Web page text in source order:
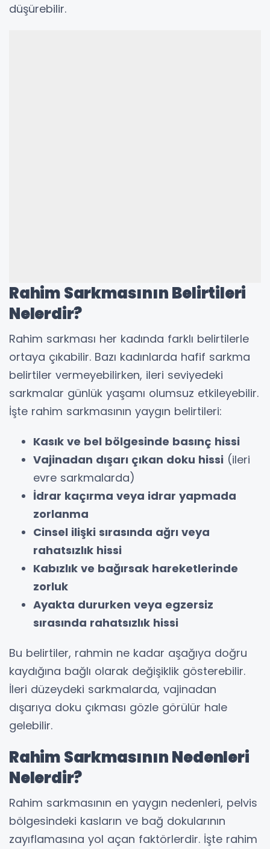
düşürebilir.
Rahim Sarkmasının Belirtileri
Nelerdir?
Rahim sarkması her kadında farklı belirtilerle
ortaya çıkabilir. Bazı kadınlarda hafif sarkma
belirtiler vermeyebilirken, ileri seviyedeki
sarkmalar günlük yaşamı olumsuz etkileyebilir.
İşte rahim sarkmasının yaygın belirtileri:
Kasık ve bel bölgesinde basınç hissi
Vajinadan dışarı çıkan doku hissi (ileri
evre sarkmalarda)
İdrar kaçırma veya idrar yapmada
zorlanma
Cinsel ilişki sırasında ağrı veya
rahatsızlık hissi
Kabızlık ve bağırsak hareketlerinde
zorluk
Ayakta dururken veya egzersiz
sırasında rahatsızlık hissi
Bu belirtiler, rahmin ne kadar aşağıya doğru
kaydığına bağlı olarak değişiklik gösterebilir.
İleri düzeydeki sarkmalarda, vajinadan
dışarıya doku çıkması gözle görülür hale
gelebilir.
Rahim Sarkmasının Nedenleri
Nelerdir?
Rahim sarkmasının en yaygın nedenleri, pelvis
bölgesindeki kasların ve bağ dokularının
zayıflamasına yol açan faktörlerdir. İşte rahim